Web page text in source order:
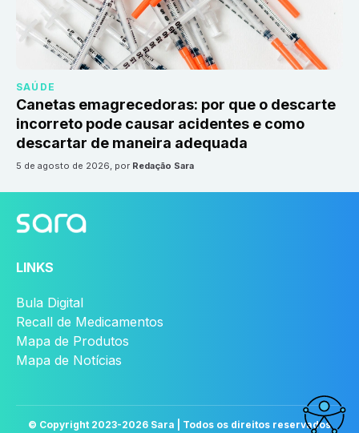
SAÚDE
Canetas emagrecedoras: por que o descarte
incorreto pode causar acidentes e como
descartar de maneira adequada
5 de agosto de 2026, por Redação Sara
LINKS
Bula Digital
Recall de Medicamentos
Mapa de Produtos
Mapa de Notícias
© Copyright 2023-2026 Sara | Todos os direitos reservados